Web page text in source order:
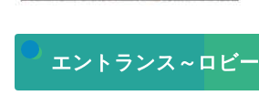
エントランス～ロビー